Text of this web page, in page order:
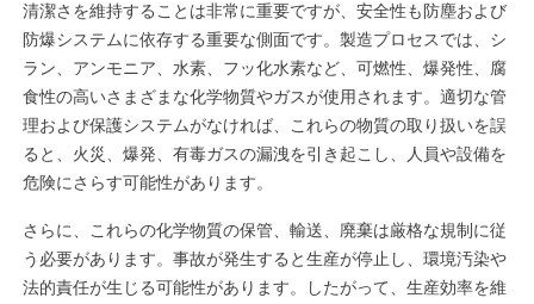
清潔さを維持することは非常に重要ですが、安全性も防塵および
防爆システムに依存する重要な側面です。製造プロセスでは、シ
ラン、アンモニア、水素、フッ化水素など、可燃性、爆発性、腐
食性の高いさまざまな化学物質やガスが使用されます。適切な管
理および保護システムがなければ、これらの物質の取り扱いを誤
ると、火災、爆発、有毒ガスの漏洩を引き起こし、人員や設備を
危険にさらす可能性があります。
さらに、これらの化学物質の保管、輸送、廃棄は厳格な規制に従
う必要があります。事故が発生すると生産が停止し、環境汚染や
法的責任が生じる可能性があります。したがって、生産効率を維